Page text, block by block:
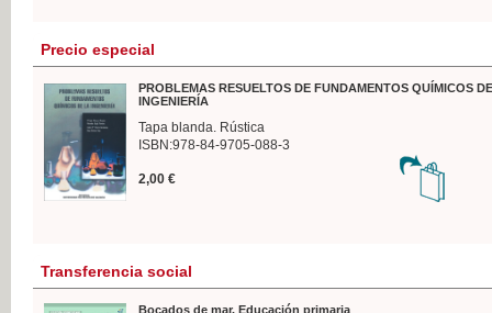
Precio especial
PROBLEMAS RESUELTOS DE FUNDAMENTOS QUÍMICOS
INGENIERÍA
Tapa blanda. Rústica
ISBN:978-84-9705-088-3
2,00 €
Transferencia social
Bocados de mar. Educación primaria